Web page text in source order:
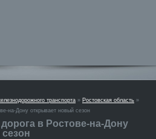
транспорта » Ростовская область »
на-Дону открывает новый сезон
в Ростове-на-Дону